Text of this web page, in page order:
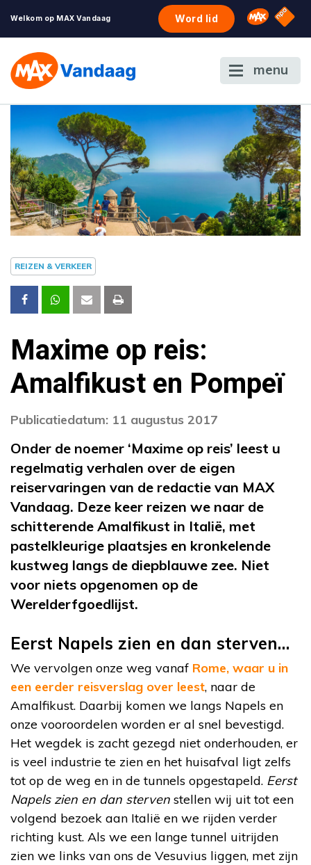
Welkom op MAX Vandaag Word lid Omroep
NPO
menu
REIZEN & VERKEER
Maxime op reis:
Amalfikust en Pompeï
Publicatiedatum: 11 augustus 2017
Onder de noemer ‘Maxime op reis’ leest u
regelmatig verhalen over de eigen
reiservaringen van de redactie van MAX
Vandaag. Deze keer reizen we naar de
schitterende Amalfikust in Italië, met
pastelkleurige plaatsjes en kronkelende
kustweg langs de diepblauwe zee. Niet
voor niets opgenomen op de
Werelderfgoedlijst.
Eerst Napels zien en dan sterven…
We vervolgen onze weg vanaf Rome, waar u in
een eerder reisverslag over leest, naar de
Amalfikust. Daarbij komen we langs Napels en
onze vooroordelen worden er al snel bevestigd.
Het wegdek is zacht gezegd niet onderhouden, er
is veel industrie te zien en het huisafval ligt zelfs
tot op de weg en in de tunnels opgestapeld. Eerst
Napels zien en dan sterven stellen wij uit tot een
volgend bezoek aan Italië en we rijden verder
richting kust. Als we een lange tunnel uitrijden
zien we links van ons de Vesuvius liggen, met zijn